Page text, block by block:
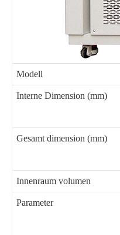
Modell
Interne Dimension (mm)
Gesamt dimension (mm)
Innenraum volumen
Parameter